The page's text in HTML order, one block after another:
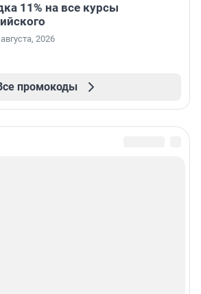
11% на все курсы
2026
промокоды